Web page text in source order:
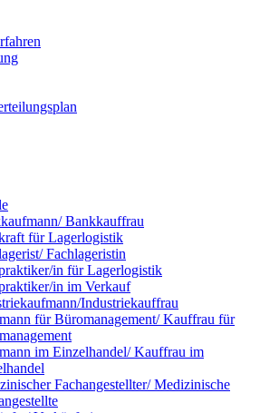
Bankkauffrau
für Lagerlogistik
Fachlageristin
in für Lagerlogistik
in im Verkauf
Industriekauffrau
für Büromanagement/ Kauffrau für
im Einzelhandel/ Kauffrau im
Fachangestellter/ Medizinische